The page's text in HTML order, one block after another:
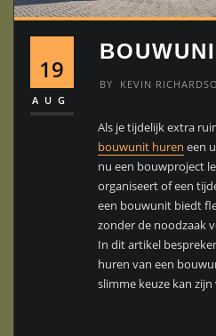
19
AUG
BY KEVIN
Als je tijdelijk extra
bouwunit huren een
nu een bouwproject
organiseert of een
een bouwunit biedt
zonder de noodzaak
In dit artikel
huren van een
slimme keuze kan